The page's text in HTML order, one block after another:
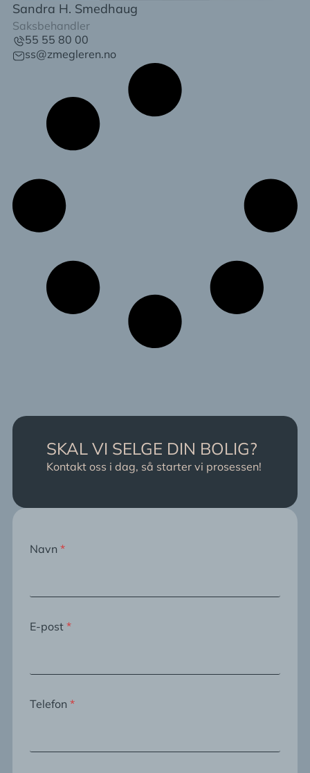
Sandra H. Smedhaug
Saksbehandler
55 55 80 00
ss@zmegleren.no
SKAL VI SELGE DIN BOLIG?
Kontakt oss i dag, så starter vi prosessen!
Navn *
E-post *
Telefon *